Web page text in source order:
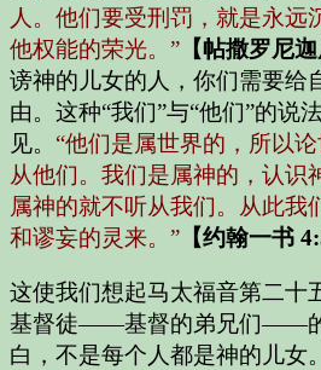
人。他们要受刑罚，就是永远
他权能的荣光。” 【帖撒罗尼
谤神的儿女的人，你们需要给
由。这种“我们”与“他们”的说
见。 “他们是属世界的，所以
从他们。我们是属神的，认识
属神的就不听从我们。从此我
和谬妄的灵来。” 【约翰一书
这使我们想起马太福音第二十
基督徒——基督的弟兄们——
白，不是每个人都是神的儿女